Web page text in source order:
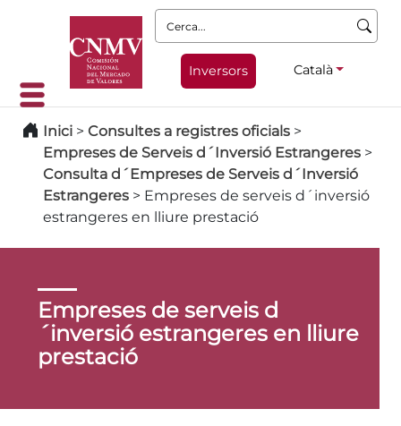
Cerca:
Inversors Català
Inici > Consultes a registres oficials >
Empreses de Serveis d´Inversió Estrangeres >
Consulta d´Empreses de Serveis d´Inversió
Estrangeres > Empreses de serveis d´inversió
estrangeres en lliure prestació
Empreses de serveis d
´inversió estrangeres en lliure
prestació